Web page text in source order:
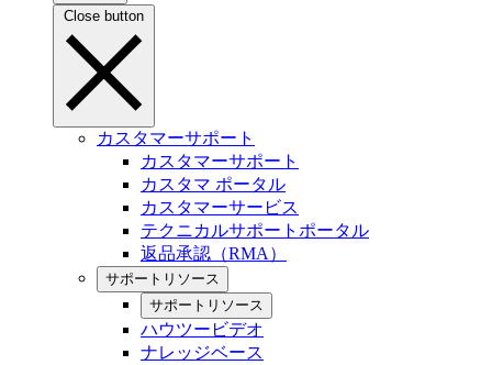
Close button
カスタマーサポート
カスタマーサポート
カスタマ ポータル
カスタマーサービス
テクニカルサポートポータル
返品承認（RMA）
サポートリソース
サポートリソース
ハウツービデオ
ナレッジベース